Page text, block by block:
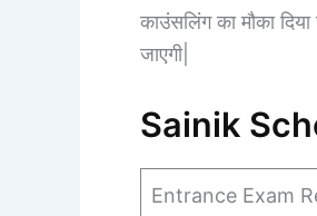
काउंसलिंग का मौका
जाएगी|
Sainik
Entrance Exam